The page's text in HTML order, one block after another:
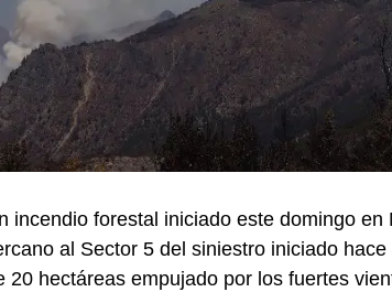
incendio forestal iniciado este domingo
al Sector 5 del siniestro iniciado
20 hectáreas empujado por los fuertes